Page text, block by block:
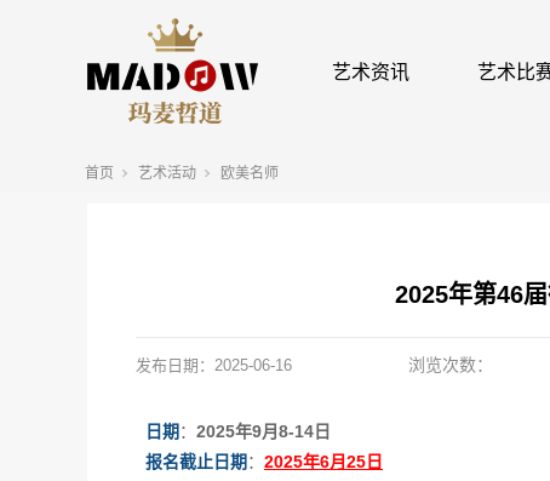
艺术资讯 艺术比
首页 艺术活动 欧美名师
2025年第46
发布日期： 2025-06-16 浏览次数：
日期 ： 2025年9月8-14日
报名截止日期 ： 2025年6月25日